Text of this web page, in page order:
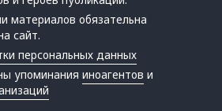
материалов обязательна
сайт.
персональных данных
упоминанияиноагентов и